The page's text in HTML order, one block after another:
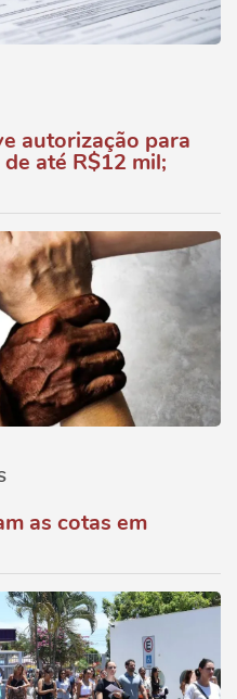
autorização para
até R$12 mil;
as cotas em